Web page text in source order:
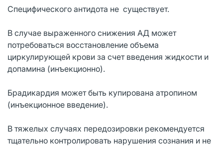
Специфического антидота не существует.
В случае выраженного снижения АД может
потребоваться восстановление объема
циркулирующей крови за счет введения жидкости и
допамина (инъекционно).
Брадикардия может быть купирована атропином
(инъекционное введение).
В тяжелых случаях передозировки рекомендуется
тщательно контролировать нарушения сознания и не